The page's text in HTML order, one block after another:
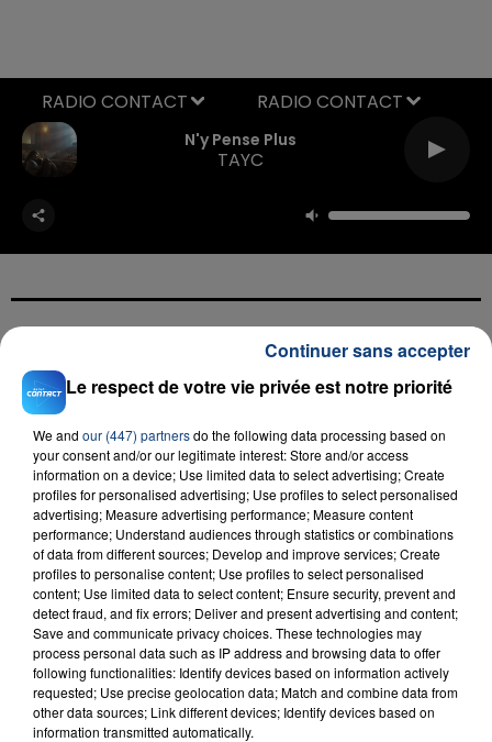
N'y Pense Plus
TAYC
RADIO CONTACT
23 juillet 2026
INCENDIE MORTEL À LENS : UNE FEMME ET
SON BÉBÉ ENTRE LA VIE ET LA...
Un homme s'est immolé par le feu après avoir
aspergé sa compagne et leur bébé de trois mois
d'un liquide inflammable.
Le respect de votre vie privée est notre priorité
We and our (447) partnersdo the following data processing based on
your consent and/or our legitimate interest: Store and/or access
information on a device; Use limited data to select advertising; Create
profiles for personalised advertising; Use profiles to select personalised
advertising; Measure advertising performance; Measure content
performance; Understand audiences through statistics or combinations
of data from different sources; Develop and improve services; Create
profiles to personalise content; Use profiles to select personalised
content; Use limited data to select content; Ensure security, prevent and
detect fraud, and fix errors; Deliver and present advertising and content;
Save and communicate privacy choices. These technologies may
process personal data such as IP address and browsing data to offer
following functionalities: Identify devices based on information actively
requested; Use precise geolocation data; Match and combine data from
other data sources; Link different devices; Identify devices based on
information transmitted automatically.
Continuer sans accepter